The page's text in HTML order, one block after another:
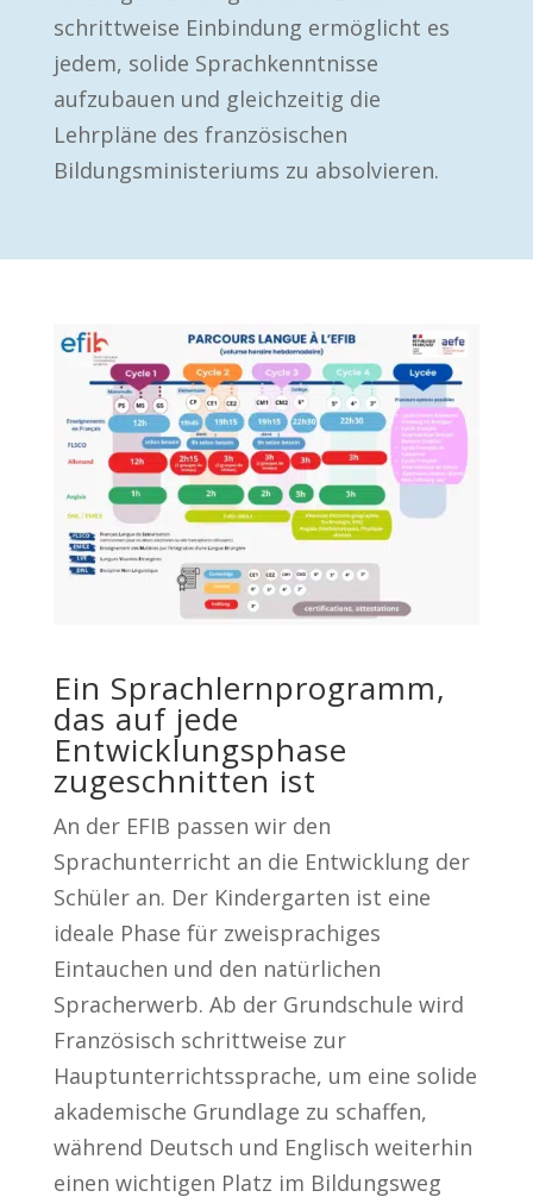
schrittweise Einbindung ermöglicht es
jedem, solide Sprachkenntnisse
aufzubauen und gleichzeitig die
Lehrpläne des französischen
Bildungsministeriums zu absolvieren.
Ein Sprachlernprogramm,
das auf jede
Entwicklungsphase
zugeschnitten ist
An der EFIB passen wir den
Sprachunterricht an die Entwicklung der
Schüler an. Der Kindergarten ist eine
ideale Phase für zweisprachiges
Eintauchen und den natürlichen
Spracherwerb. Ab der Grundschule wird
Französisch schrittweise zur
Hauptunterrichtssprache, um eine solide
akademische Grundlage zu schaffen,
während Deutsch und Englisch weiterhin
einen wichtigen Platz im Bildungsweg